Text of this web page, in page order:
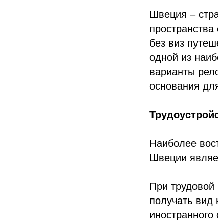
Швеция –
без виз
одной из
варианты
основания
Наиболее
Швеции
При трудовой
получать